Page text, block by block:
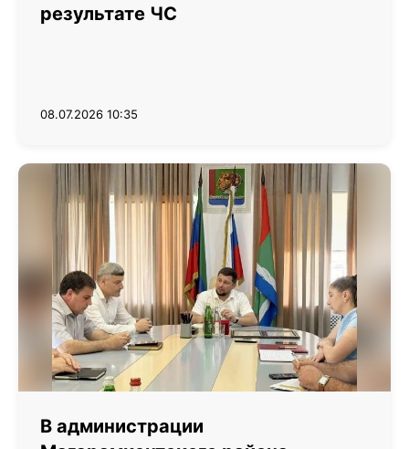
результате ЧС
08.07.2026 10:35
В администрации